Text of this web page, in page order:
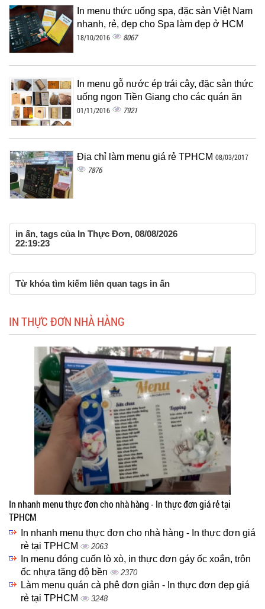
In menu thức uống spa, đặc sản Việt Nam
nhanh, rẻ, đẹp cho Spa làm đẹp ở HCM
18/10/2016 8067
In menu gỗ nước ép trái cây, đặc sản thức
uống ngon Tiền Giang cho các quán ăn
01/11/2016 7921
Địa chỉ làm menu giá rẻ TPHCM 08/03/2017
7876
in ấn, tags của In Thực Đơn, 08/08/2026
22:19:23
Từ khóa tìm kiếm liên quan tags in ấn
IN THỰC ĐƠN NHÀ HÀNG
In nhanh menu thực đơn cho nhà hàng - In thực đơn giá rẻ tại
TPHCM
In nhanh menu thực đơn cho nhà hàng - In thực đơn giá
rẻ tại TPHCM
2063
In menu đóng cuốn lò xò, in thực đơn gáy ốc xoắn, trôn
ốc nhựa tăng độ bền
2370
Làm menu quán cà phê đơn giản - In thực đơn đẹp giá
rẻ tại TPHCM
3248